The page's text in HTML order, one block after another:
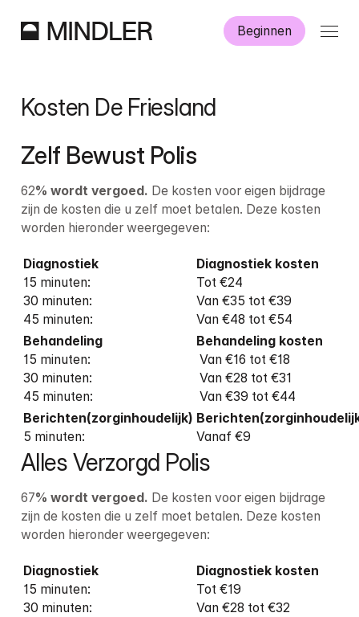
Beginnen
Dutch English
Kosten De Friesland
Zelf Bewust Polis
62% wordt vergoed. De kosten voor eigen bijdrage
zijn de kosten die u zelf moet betalen. Deze kosten
worden hieronder weergegeven:
Diagnostiek
15 minuten:
30 minuten:
45 minuten:
Diagnostiek kosten
Tot €24
Van €35 tot €39
Van €48 tot €54
Behandeling
15 minuten:
30 minuten:
45 minuten:
Van €39 tot €44
5 minuten:
Vanaf €9
Alles Verzorgd Polis
67% wordt vergoed. De kosten voor eigen bijdrage
zijn de kosten die u zelf moet betalen. Deze kosten
worden hieronder weergegeven:
Diagnostiek
15 minuten:
30 minuten:
Diagnostiek kosten
Tot €19
Van €28 tot €32